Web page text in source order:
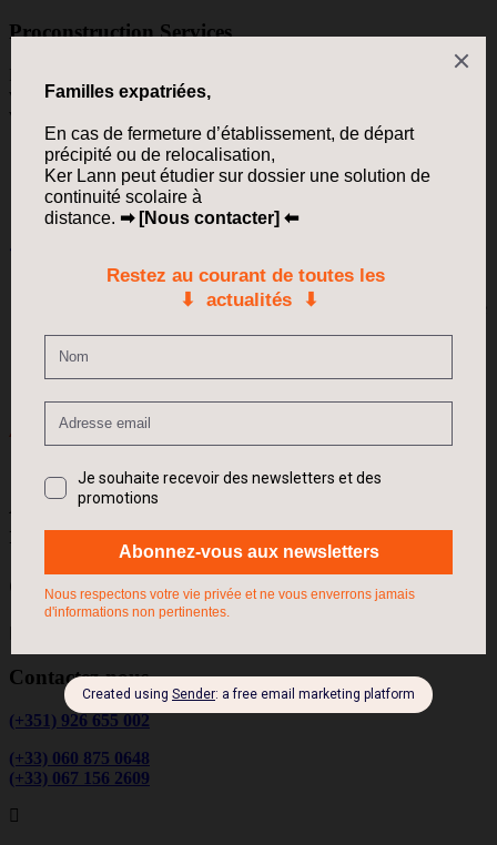
Proconstruction Services
vulputate tincidunt. Cras congue posuer eros eget egestas. Aenean
varius ex ut ex laoreet Aenean the fermentum.
Providing all materials, labor equipment.
Eget Egestas. Aenean varius ex ut ex laoreet Aenean.
Aenean varius ex ut ex laoreet Aenean fermentum.
Aenean varius ex ut ex laoreet Aenean fermentum.
Need Helps?
Speak with a human to filling out a form? call corporate office
92 666 888 0000
Apprendre en liberté pour grandir et
réussir.
Contact
Contactez-nous
(+351) 926 655 002
(+33) 060 875 0648
(+33) 067 156 2609